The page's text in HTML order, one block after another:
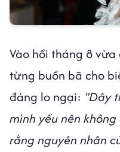
Vào hồi tháng 8 vừa
từng buồn bã cho
đáng lo ngại: "Dây
mình yếu nên
rằng nguyên nhân